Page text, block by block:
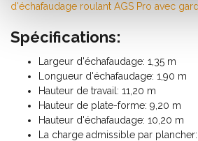
d'échafaudage roulant AGS Pro avec
Spécifications:
Largeur d'échafaudage: 1,35 m
Longueur d'échafaudage: 1,90 m
Hauteur de travail: 11,20 m
Hauteur de plate-forme: 9,20 m
Hauteur d'échafaudage: 10,20 m
La charge admissible par